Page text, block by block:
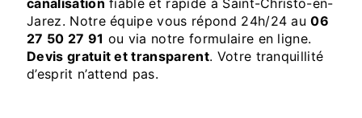
Jarez. Notre équipe vous répond 24h/24 au06
27 50 27 91 ou via notre formulaire en ligne.
Devis gratuit et transparent. Votre tranquillité
d’esprit n’attend pas.